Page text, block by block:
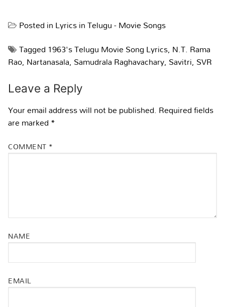
Posted inLyrics in Telugu - Movie Songs
Tagged 1963's Telugu Movie Song Lyrics, N.T. Rama
Rao, Nartanasala, Samudrala Raghavachary, Savitri, SVR
Leave a Reply
Your email address will not be published. Required fields
are marked*
COMMENT *
NAME
EMAIL